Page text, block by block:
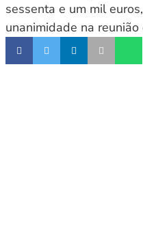
sessenta e um mil
unanimidade na